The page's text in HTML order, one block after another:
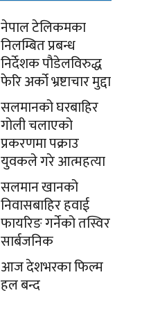
नेपाल टेलिकमका
निलम्बित प्रबन्ध
निर्देशक पौडेलविरुद्ध
फेरि अर्को भ्रष्टाचार मुद्दा
सलमानको घरबाहिर
गोली चलाएको
प्रकरणमा पक्राउ
युवकले गरे आत्महत्या
सलमान खानको
निवासबाहिर हवाई
फायरिङ गर्नेको तस्विर
सार्बजनिक
आज देशभरका फिल्म
हल बन्द